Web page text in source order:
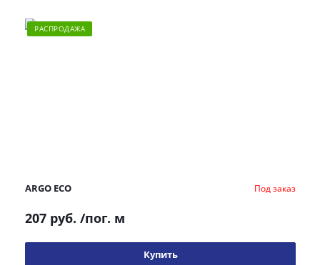
РАСПРОДАЖА
ARGO ECO Под заказ
207 руб. /пог. м
Купить